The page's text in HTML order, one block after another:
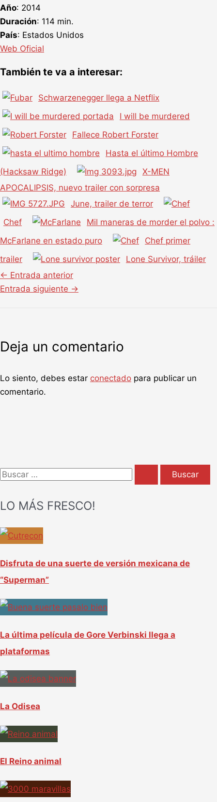
Año: 2014
Duración: 114 min.
País: Estados Unidos
Web Oficial
También te va a interesar:
Schwarzenegger llega a Netflix
I will be murdered
Fallece Robert Forster
Hasta el último Hombre
(Hacksaw Ridge)
X-MEN
APOCALIPSIS, nuevo trailer con sorpresa
June, trailer de terror
Chef
Mil maneras de morder el polvo :
McFarlane en estado puro
Chef primer
trailer
Lone Survivor, tráiler
← Entrada anterior
Entrada siguiente →
Deja un comentario
Lo siento, debes estar conectado para publicar un
comentario.
B
r
LO MÁS FRESCO!
Disfruta de una suerte de versión mexicana de
“Superman”
La última película de Gore Verbinski llega a
plataformas
La Odisea
El Reino animal